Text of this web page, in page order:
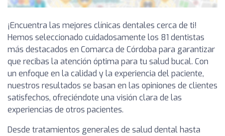
¡Encuentra las mejores clínicas dentales cerca de ti!
Hemos seleccionado cuidadosamente los 81 dentistas
más destacados en Comarca de Córdoba para garantizar
que recibas la atención óptima para tu salud bucal. Con
un enfoque en la calidad y la experiencia del paciente,
nuestros resultados se basan en las opiniones de clientes
satisfechos, ofreciéndote una visión clara de las
experiencias de otros pacientes.
Desde tratamientos generales de salud dental hasta